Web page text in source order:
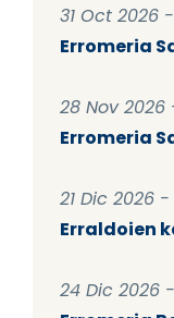
31 Oct 2026
Erromeria
28 Nov 2026
Erromeria
21 Dic 2026 -
Erraldoien
24 Dic 2026